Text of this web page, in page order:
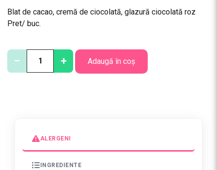
Blat de cacao, cremă de ciocolată, glazură ciocolată roz
Pret/ buc.
C
− + Adaugă în coș
ALERGENI
INGREDIENTE